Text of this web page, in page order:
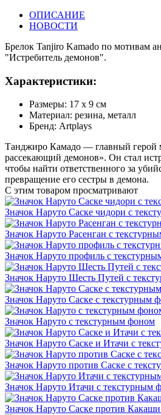
ОПИСАНИЕ
НОВОСТИ
Брелок Tanjiro Kamado по мотивам
"Истребитель демонов".
Характеристики:
Размеры: 17 х 9 см
Материал: резина, металл
Бренд: Artplays
Танджиро Камадо — главный герой
рассекающий демонов». Он стал
чтобы найти ответственного за
превращение его сестры в демона.
С этим товаром просматривают
Значок Наруто Саске чидори с
Значок Наруто Расенган с
Значок Наруто профиль с
Значок Наруто Шесть Путей с
Значок Наруто Саске с текстурным
Значок Наруто с текстурным фоном
Значок Наруто Саске и Итачи с
Значок Наруто против Саске с
Значок Наруто Итачи с текстурным
Значок Наруто Саске против